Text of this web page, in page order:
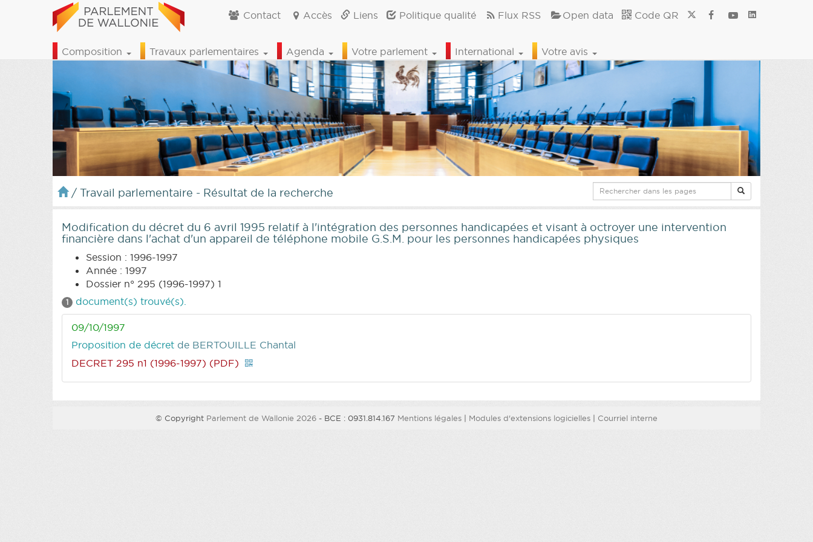
Contact Accès Liens Politique qualité Flux RSS Open data Code QR
Composition Travaux parlementaires Agenda Votre parlement International Votre avis
/ Travail parlementaire - Résultat de la recherche
Modification du décret du 6 avril 1995 relatif à l'intégration des personnes handicapées et visant à octroyer une intervention
financière dans l'achat d'un appareil de téléphone mobile G.S.M. pour les personnes handicapées physiques
Session : 1996-1997
Année : 1997
Dossier n° 295 (1996-1997) 1
1 document(s) trouvé(s).
09/10/1997
Proposition de décret de BERTOUILLE Chantal
DECRET 295 n1 (1996-1997) (PDF)
© Copyright Parlement de Wallonie 2026 - BCE : 0931.814.167 Mentions légales | Modules d'extensions logicielles | Courriel interne